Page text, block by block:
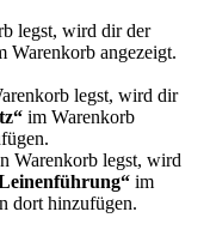
legst, wird dir der
Warenkorb angezeigt.
legst, wird dir
im Warenkorb
Warenkorb legst, wird
im
dort hinzufügen.